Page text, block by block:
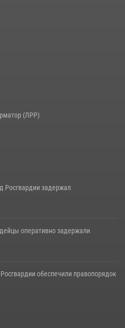
(ЛРР)
Росгвардии задержал
оперативно задержали
обеспечили правопорядок